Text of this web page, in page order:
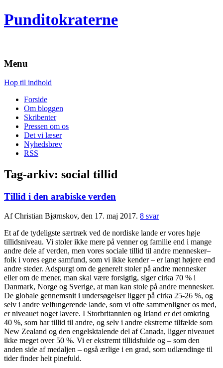
Punditokraterne
Menu
Hop til indhold
Forside
Om bloggen
Skribenter
Pressen om os
Det vi læser
Nyhedsbrev
RSS
Tag-arkiv: social tillid
Tillid i den arabiske verden
Af Christian Bjørnskov, den 17. maj 2017. 8 svar
Et af de tydeligste særtræk ved de nordiske lande er vores høje
tillidsniveau. Vi stoler ikke mere på venner og familie end i mange
andre dele af verden, men vores sociale tillid til andre mennesker–
folk i vores egne samfund, som vi ikke kender – er langt højere end
andre steder. Adspurgt om de generelt stoler på andre mennesker
eller om de mener, man skal være forsigtig, siger cirka 70 % i
Danmark, Norge og Sverige, at man kan stole på andre mennesker.
De globale gennemsnit i undersøgelser ligger på cirka 25-26 %, og
selv i andre velfungerende lande, som vi ofte sammenligner os med,
er niveauet noget lavere. I Storbritannien og Irland er det omkring
40 %, som har tillid til andre, og selv i andre ekstreme tilfælde som
New Zealand og den engelsktalende del af Canada, ligger niveauet
ikke meget over 50 %. Vi er ekstremt tillidsfulde og – som den
anden side af medaljen – også ærlige i en grad, som udlændinge til
tider finder helt pinefuld.